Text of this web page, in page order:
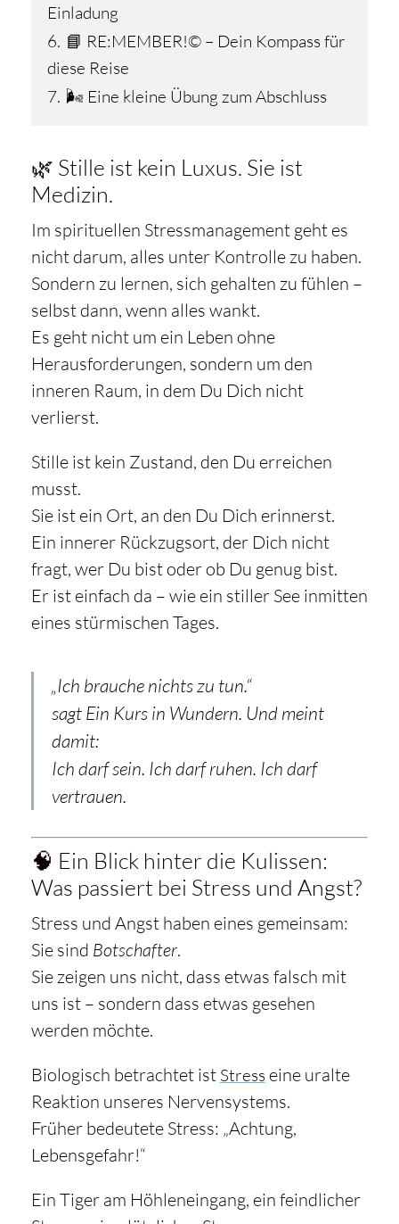
Einladung
6. 📘 RE:MEMBER!© – Dein Kompass für
diese Reise
7. 🌬️ Eine kleine Übung zum Abschluss
🌿 Stille ist kein Luxus. Sie ist
Medizin.
Im spirituellen Stressmanagement geht es
nicht darum, alles unter Kontrolle zu haben.
Sondern zu lernen, sich gehalten zu fühlen –
selbst dann, wenn alles wankt.
Es geht nicht um ein Leben ohne
Herausforderungen, sondern um den
inneren Raum, in dem Du Dich nicht
verlierst.
Stille ist kein Zustand, den Du erreichen
musst.
Sie ist ein Ort, an den Du Dich erinnerst.
Ein innerer Rückzugsort, der Dich nicht
fragt, wer Du bist oder ob Du genug bist.
Er ist einfach da – wie ein stiller See inmitten
eines stürmischen Tages.
„Ich brauche nichts zu tun.“
sagtEin Kurs in Wundern. Und meint
damit:
Ich darf sein. Ich darf ruhen. Ich darf
vertrauen.
🧠 Ein Blick hinter die Kulissen:
Was passiert bei Stress und Angst?
Stress und Angst haben eines gemeinsam:
Sie sind Botschafter.
Sie zeigen uns nicht, dass etwas falsch mit
uns ist – sondern dass etwas gesehen
werden möchte.
Biologisch betrachtet ist Stress eine uralte
Reaktion unseres Nervensystems.
Früher bedeutete Stress: „Achtung,
Lebensgefahr!“
Ein Tiger am Höhleneingang, ein feindlicher